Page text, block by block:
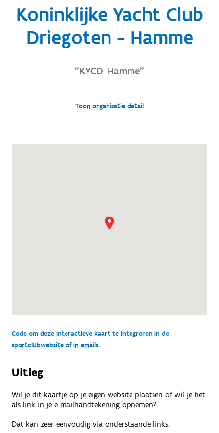
Koninklijke Yacht Club
Driegoten - Hamme
"KYCD-Hamme"
Toon organisatie detail
Code om deze interactieve kaart te integreren in de
sportclubwebsite of in emails.
Uitleg
Wil je dit kaartje op je eigen website plaatsen of wil je het
als link in je e-mailhandtekening opnemen?
Dat kan zeer eenvoudig via onderstaande links.